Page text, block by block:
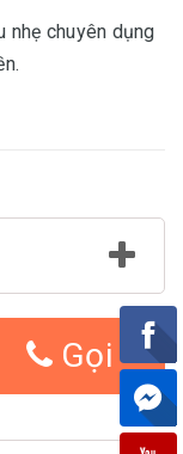
nhẹ chuyên dụng
Gọi